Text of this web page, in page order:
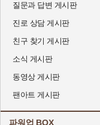
질문과 답변 게시판
진로 상담 게시판
친구 찾기 게시판
소식 게시판
동영상 게시판
팬아트 게시판
파워업 BOX